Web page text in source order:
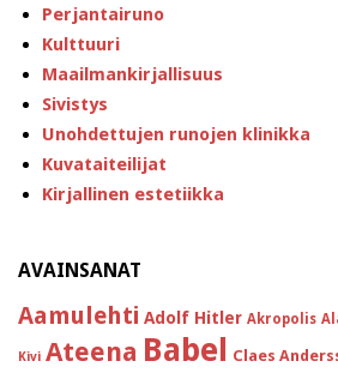
Perjantairuno
Kulttuuri
Maailmankirjallisuus
Sivistys
Unohdettujen runojen klinikka
Kuvataiteilijat
Kirjallinen estetiikka
AVAINSANAT
Aamulehti Adolf Hitler Akropolis
Kivi Ateena Babel Claes